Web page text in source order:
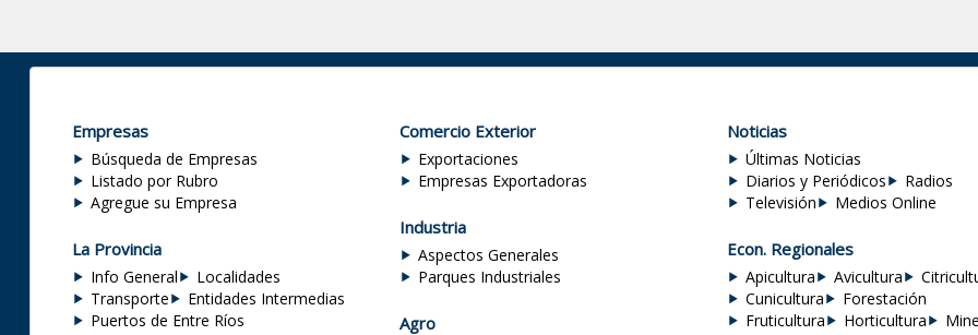
Empresas
Búsqueda de Empresas
Listado por Rubro
Agregue su Empresa
La Provincia
Info General
Localidades
Transporte
Entidades Intermedias
Puertos de Entre Ríos
Comercio Exterior
Exportaciones
Empresas Exportadoras
Industria
Aspectos Generales
Parques Industriales
Agro
Noticias
Últimas Noticias
Diarios y Periódicos
Radios
Televisión
Medios Online
Econ. Regionales
Apicultura Avicultura
Cunicultura
Forestación
Fruticultura
Horticultura